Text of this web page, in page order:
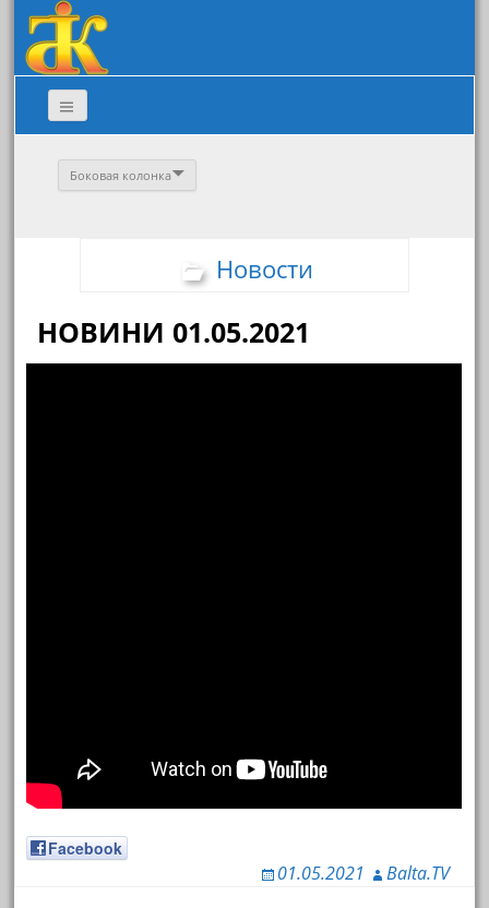
Боковая колонка
Новости
НОВИНИ 01.05.2021
Facebook
01.05.2021 Balta.TV